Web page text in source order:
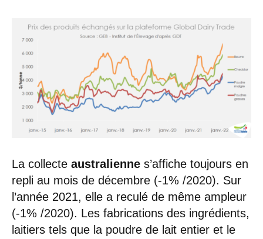
La collecte australienne s’affiche toujours en
repli au mois de décembre (-1% /2020). Sur
l’année 2021, elle a reculé de même ampleur
(-1% /2020). Les fabrications des ingrédients,
laitiers tels que la poudre de lait entier et le